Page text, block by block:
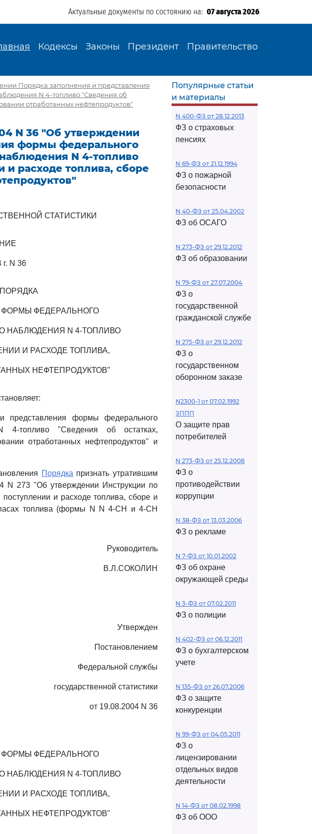
Актуальные документы по состоянию на: 07 августа 2026
Кодексы Законы Президент Правительство
Порядка заполнения и представления
N 4-топливо "Сведения об
отработанных нефтепродуктов"
N 36 "Об утверждении
формы федерального
наблюдения N 4-топливо
и расходе топлива, сборе
СТАТИСТИКИ
г. N 36
ФЕДЕРАЛЬНОГО
НАБЛЮДЕНИЯ N 4-ТОПЛИВО
И РАСХОДЕ ТОПЛИВА,
НЕФТЕПРОДУКТОВ"
представления формы федерального
N 4-топливо "Сведения об остатках,
отработанных нефтепродуктов" и
Порядка признать утратившим
N 273 "Об утверждении Инструкции по
поступлении и расходе топлива, сборе и
топлива (формы N N 4-СН и 4-СН
Руководитель
В.Л.СОКОЛИН
Утвержден
Постановлением
Федеральной службы
государственной статистики
от 19.08.2004 N 36
ФЕДЕРАЛЬНОГО
НАБЛЮДЕНИЯ N 4-ТОПЛИВО
И РАСХОДЕ ТОПЛИВА,
НЕФТЕПРОДУКТОВ"
Популярные статьи
и материалы
N 400-ФЗ от 28.12.2013
ФЗ о страховых
пенсиях
N 69-ФЗ от 21.12.1994
ФЗ о пожарной
безопасности
N 40-ФЗ от 25.04.2002
ФЗ об ОСАГО
N 273-ФЗ от 29.12.2012
ФЗ об образовании
N 79-ФЗ от 27.07.2004
ФЗ о
государственной
гражданской службе
N 275-ФЗ от 29.12.2012
ФЗ о
государственном
оборонном заказе
N2300-1 от 07.02.1992
ЗППП
О защите прав
потребителей
N 273-ФЗ от 25.12.2008
ФЗ о
противодействии
коррупции
N 38-ФЗ от 13.03.2006
ФЗ о рекламе
N 7-ФЗ от 10.01.2002
ФЗ об охране
окружающей среды
N 3-ФЗ от 07.02.2011
ФЗ о полиции
N 402-ФЗ от 06.12.2011
ФЗ о бухгалтерском
учете
N 135-ФЗ от 26.07.2006
ФЗ о защите
конкуренции
N 99-ФЗ от 04.05.2011
ФЗ о
лицензировании
отдельных видов
деятельности
N 14-ФЗ от 08.02.1998
ФЗ об ООО